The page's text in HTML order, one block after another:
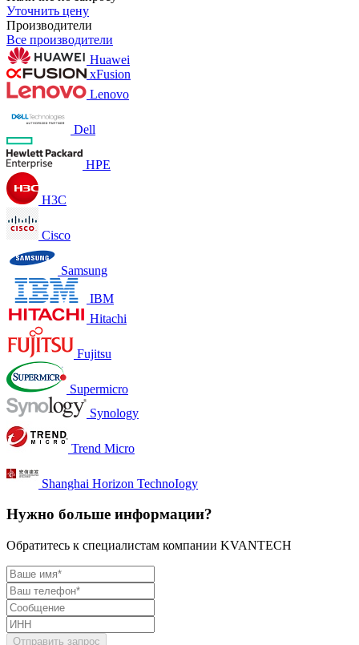
Уточнить цену
Производители
Все производители
Huawei
xFusion
Lenovo
Dell
HPE
H3C
Cisco
Samsung
IBM
Hitachi
Fujitsu
Supermicro
Synology
Trend Micro
Shanghai Horizon TechnoIogy
Нужно больше информации?
Обратитесь к специалистам компании KVANTECH